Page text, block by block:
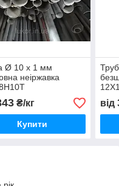
Ø 10 х 1 мм
неіржавка
₴/кг
Купити
від